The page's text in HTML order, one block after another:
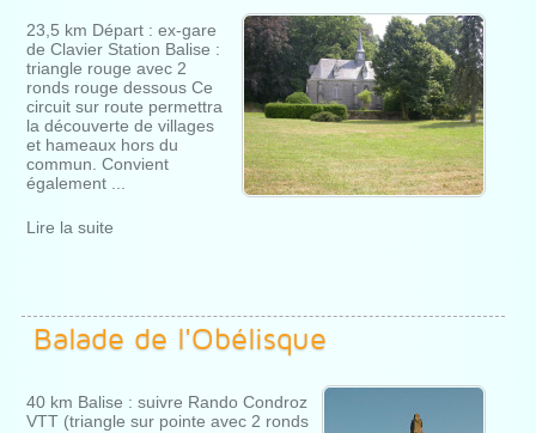
23,5 km Départ : ex-gare
de Clavier Station Balise :
triangle rouge avec 2
ronds rouge dessous Ce
circuit sur route permettra
la découverte de villages
et hameaux hors du
commun. Convient
également ...
Lire la suite
Balade de l'Obélisque
40 km Balise : suivre Rando Condroz
VTT (triangle sur pointe avec 2 ronds